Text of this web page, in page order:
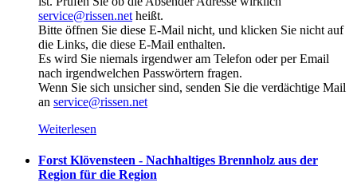
service@rissen.net heißt.
Bitte öffnen Sie diese E-Mail nicht, und klicken Sie nicht auf
die Links, die diese E-Mail enthalten.
Es wird Sie niemals irgendwer am Telefon oder per Email
nach irgendwelchen Passwörtern fragen.
Wenn Sie sich unsicher sind, senden Sie die verdächtige Mail
an service@rissen.net
Weiterlesen
Forst Klövensteen - Nachhaltiges Brennholz aus der
Region für die Region